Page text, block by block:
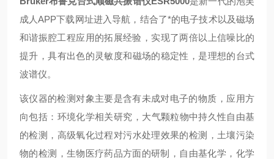
成人APP下载网址进入导航，结合了*的电子技术以及磁场
和谐振腔工程应用的拓展经验，实现了两倍以上信噪比的
提升，具有出色的灵敏度和磁场的稳定性，是理想的台式
波谱仪。
该仪器的检测对象主要是含有未成对电子的物质，应用方
向包括：环境化学相关研究，大气颗粒物中持久性自由基
的检测，高级氧化过程对污水处理效果的检测，土壤污染
物的检测，生物医疗药品方面的研制，自由基化学，化学